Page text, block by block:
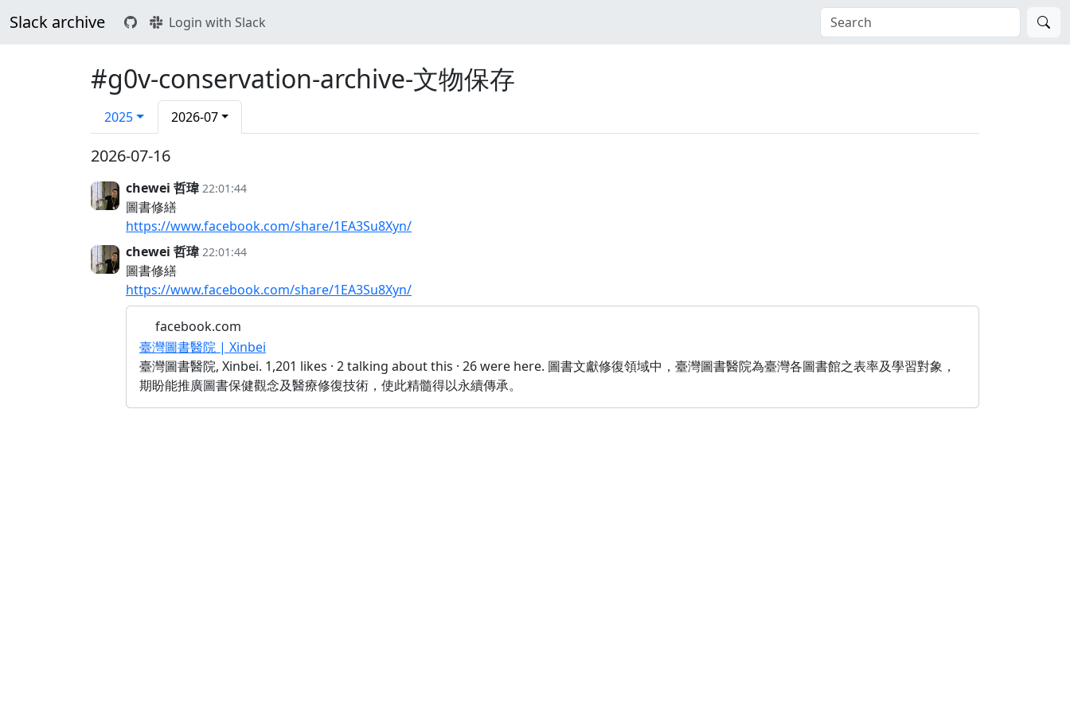
Slack archive Login with Slack
#g0v-conservation-archive-文物保存
2025 2026-07
2026-07-16
chewei 哲瑋 22:01:44
圖書修繕
https://www.facebook.com/share/1EA3Su8Xyn/
chewei 哲瑋 22:01:44
圖書修繕
https://www.facebook.com/share/1EA3Su8Xyn/
facebook.com
臺灣圖書醫院 | Xinbei
臺灣圖書醫院, Xinbei. 1,201 likes · 2 talking about this · 26 were here. 圖書文獻修復領域中，臺灣圖書醫院為臺灣各圖書館之表率及學習對象，
期盼能推廣圖書保健觀念及醫療修復技術，使此精髓得以永續傳承。